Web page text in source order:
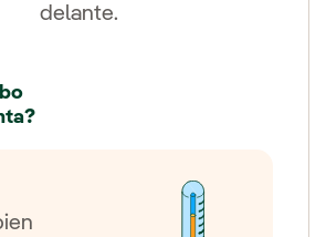
delante.